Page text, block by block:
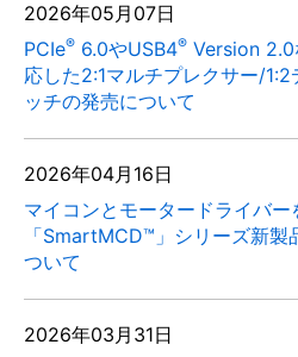
2026年05月07日
PCIe® 6.0やUSB4® Version 2.0
応した2:1マルチプレクサー/
ッチの発売について
2026年04月16日
マイコンとモータードライバー
「SmartMCD™」シリーズ新
ついて
2026年03月31日